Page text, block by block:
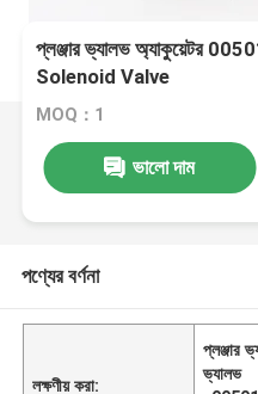
প্লঞ্জার ভ্যালভ অ্যাকুয়েটর
Solenoid Valve
MOQ：1
ভালো দাম
পণ্যের বর্ণনা
লক্ষণীয় করা:
ভ্যালভ